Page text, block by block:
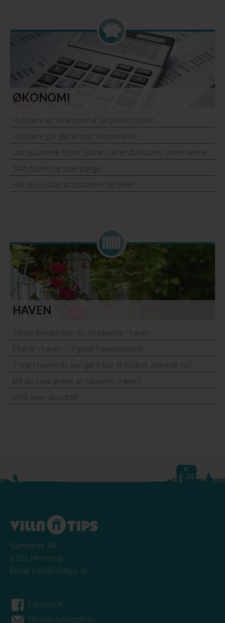
ØKONOMI
Husejere er vilde med at få tjekket huset!
Husejere går glip af stor besparelse!
Lad spurvene fryse: Sådan sikrer du husets vintervarme
Skift ruden og spar penge
Har du husket at opdatere din BBR?
HAVEN
Sådan bekæmper du muldvarpe i haven
Efterår i haven – 9 gode haveprojekter
7 ting i haven du kan gøre klar til foråret allerede nu!
Må du save grene af naboens træer?
Vind over ukrudtet!
Samsøvej 34
8382 Hinnerup
Email: info@villatips.dk
Facebook
Tilmeld nyhedsbrev